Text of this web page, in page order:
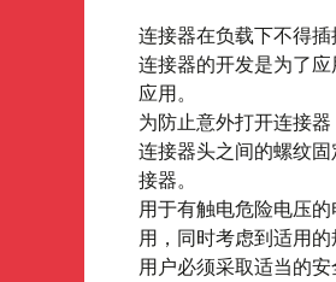
连接器在负载下不得插
连接器的开发是为了
应用。
为防止意外打开连接
连接器头之间的螺纹固
接器。
用于有触电危险电压
用，同时考虑到适用的
用户必须采取适当的